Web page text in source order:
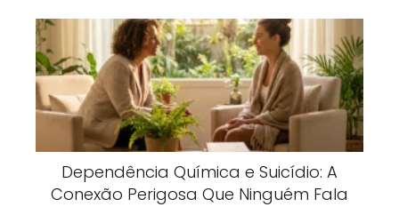
Dependência Química e Suicídio: A
Conexão Perigosa Que Ninguém Fala